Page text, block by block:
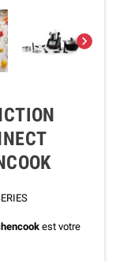

est votre